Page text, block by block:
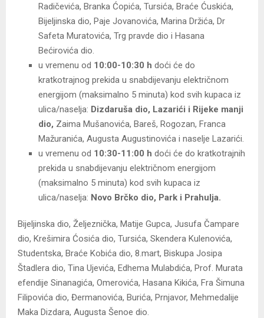
Radičevića, Branka Ćopića, Tursića, Braće Ćuskića,
Bijeljinska dio, Paje Jovanovića, Marina Držića, Dr
Safeta Muratovića, Trg pravde dio i Hasana
Bećirovića dio.
u vremenu od 10:00-10:30 h doći će do
kratkotrajnog prekida u snabdijevanju električnom
energijom (maksimalno 5 minuta) kod svih kupaca iz
ulica/naselja: Dizdaruša dio, Lazarići i Rijeke manji
dio, Zaima Mušanovića, Bareš, Rogozan, Franca
Mažuranića, Augusta Augustinovića i naselje Lazarići.
u vremenu od 10:30-11:00 h doći će do kratkotrajnih
prekida u snabdijevanju električnom energijom
(maksimalno 5 minuta) kod svih kupaca iz
ulica/naselja: Novo Brčko dio, Park i Prahulja.
Bijeljinska dio, Željeznička, Matije Gupca, Jusufa Čampare
dio, Krešimira Ćosića dio, Tursića, Skendera Kulenovića,
Studentska, Braće Kobića dio, 8.mart, Biskupa Josipa
Štadlera dio, Tina Ujevića, Edhema Mulabdića, Prof. Murata
efendije Sinanagića, Omerovića, Hasana Kikića, Fra Šimuna
Filipovića dio, Đermanovića, Burića, Prnjavor, Mehmedalije
Maka Dizdara, Augusta Šenoe dio.